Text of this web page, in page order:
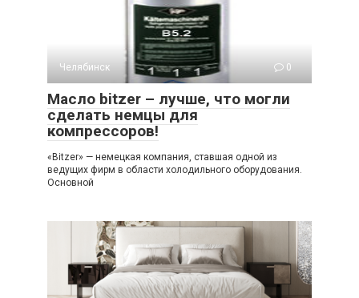
Челябинск 0
Масло bitzer – лучше, что могли
сделать немцы для
компрессоров!
«Bitzer» — немецкая компания, ставшая одной из
ведущих фирм в области холодильного оборудования.
Основной